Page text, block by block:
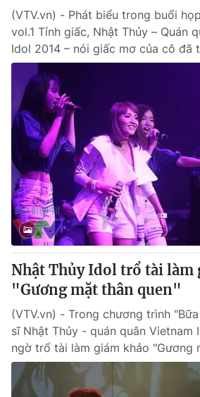
(VTV.vn) - Phát biểu trong buổi
vol.1 Tỉnh giấc, Nhật Thủy – Quán
Idol 2014 – nói giấc mơ của cô đã
Nhật Thủy Idol trổ tài làm
"Gương mặt thân quen"
(VTV.vn) - Trong chương trình
sĩ Nhật Thủy - quán quân
ngờ trổ tài làm giám khảo "Gương